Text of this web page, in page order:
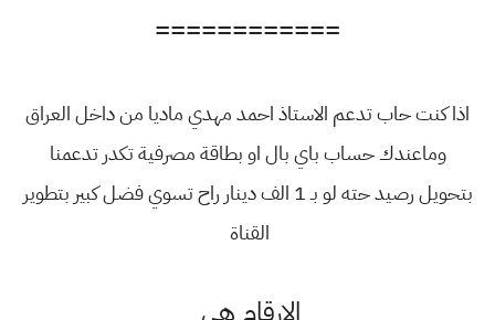
============
كنت حاب تدعم الاستاذ احمد مهدي ماديا من داخل العراق
وماعندك حساب باي بال او بطاقة مصرفية تكدر تدعمنا
بتحويل رصيد حته لو بـ 1 الف دينار راح تسوي فضل كبير بتطوير
الارقام هي